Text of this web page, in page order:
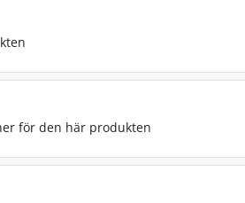
för den här produkten